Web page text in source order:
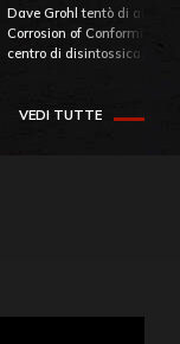
Dave Grohl tentò di
Corrosion of Conformity
centro di
VEDI TUTTE